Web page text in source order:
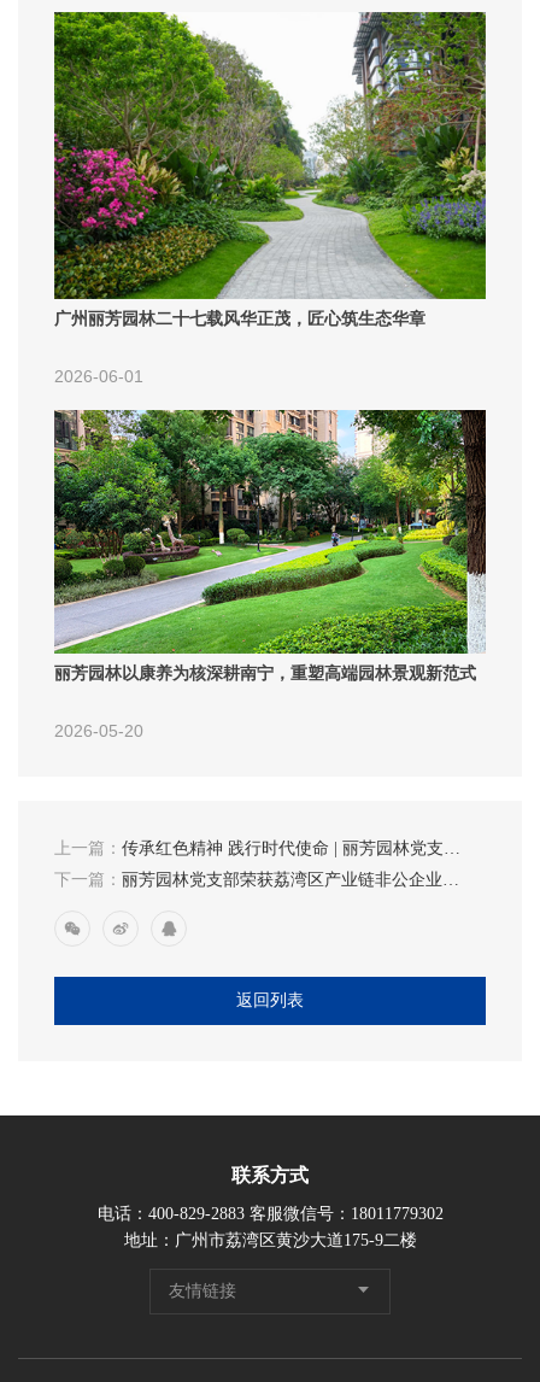
广州丽芳园林二十七载风华正茂，匠心筑生态华章
2026-06-01
丽芳园林以康养为核深耕南宁，重塑高端园林景观新范式
2026-05-20
上一篇： 传承红色精神 践行时代使命 | 丽芳园林党支部
开展“七一”走访慰问活动
下一篇： 丽芳园林党支部荣获荔湾区产业链非公企业
返回列表
联系方式
电话：400-829-2883 客服微信号：18011779302
地址：广州市荔湾区黄沙大道175-9二楼
友情链接